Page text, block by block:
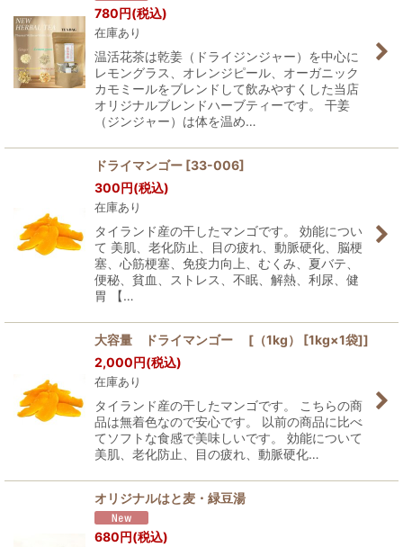
780円(税込)
在庫あり
温活花茶は乾姜（ドライジンジャー）を中心に
レモングラス、オレンジピール、オーガニック
カモミールをブレンドして飲みやすくした当店
オリジナルブレンドハーブティーです。 干姜
（ジンジャー）は体を温め…
ドライマンゴー [33-006]
300円(税込)
在庫あり
タイランド産の干したマンゴです。 効能につい
て 美肌、老化防止、目の疲れ、動脈硬化、脳梗
塞、心筋梗塞、免疫力向上、むくみ、夏バテ、
便秘、貧血、ストレス、不眠、解熱、利尿、健
胃 【…
大容量 ドライマンゴー [（1kg） [1kg×1袋]]
2,000円(税込)
在庫あり
タイランド産の干したマンゴです。 こちらの商
品は無着色なので安心です。 以前の商品に比べ
てソフトな食感で美味しいです。 効能について
美肌、老化防止、目の疲れ、動脈硬化…
オリジナルはと麦・緑豆湯
680円(税込)